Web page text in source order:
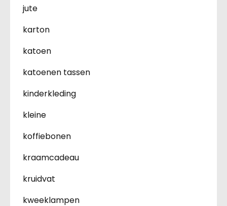
jute
karton
katoen
katoenen tassen
kinderkleding
kleine
koffiebonen
kraamcadeau
kruidvat
kweeklampen